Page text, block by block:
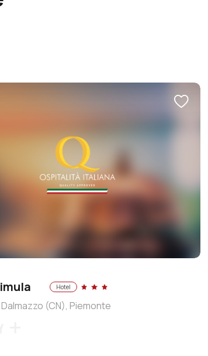
Hotel
(CN), Piemonte